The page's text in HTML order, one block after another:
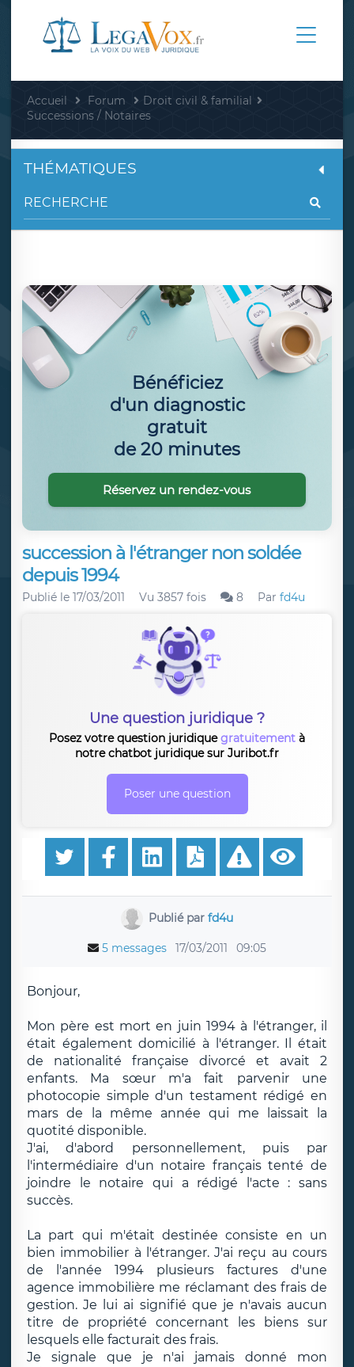
Accueil Forum
Droit civil & familial
Successions / Notaires
succession à l'étranger non soldée
depuis 1994
Publié le 17/03/2011 Vu 3857 fois 8 Par fd4u
Une question juridique ?
Posez votre question juridiquegratuitement à
notre chatbot juridique sur Juribot.fr
Poser une question
Publié parfd4u
5 messages 17/03/2011 09:05
Bonjour,
Mon père est mort en juin 1994 à l'étranger, il
était également domicilié à l'étranger. Il était
de nationalité française divorcé et avait 2
enfants. Ma sœur m'a fait parvenir une
photocopie simple d'un testament rédigé en
mars de la même année qui me laissait la
quotité disponible.
J'ai, d'abord personnellement, puis par
l'intermédiaire d'un notaire français tenté de
joindre le notaire qui a rédigé l'acte : sans
succès.
La part qui m'était destinée consiste en un
bien immobilier à l'étranger. J'ai reçu au cours
de l'année 1994 plusieurs factures d'une
agence immobilière me réclamant des frais de
gestion. Je lui ai signifié que je n'avais aucun
titre de propriété concernant les biens sur
lesquels elle facturait des frais.
Je signale que je n'ai jamais donné mon
THÉMATIQUES
Bénéficiez
d'un diagnostic
gratuit
de 20 minutes
Réservez un rendez-vous